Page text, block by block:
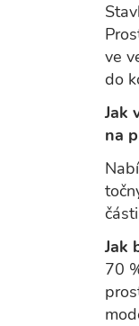
ve
do
Jak
na
Jak
70